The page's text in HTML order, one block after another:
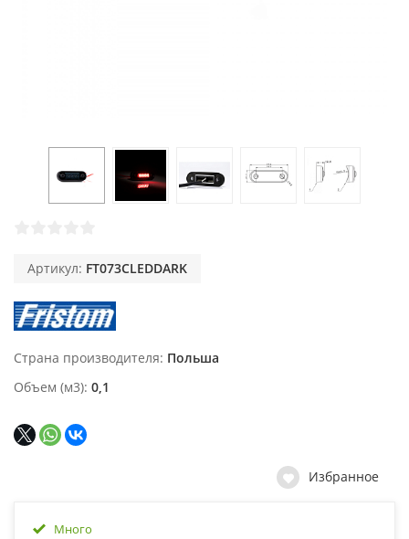
Артикул: FT073CLEDDARK
Страна производителя Польша
Объем (м3) 0,1
Избранное
Много